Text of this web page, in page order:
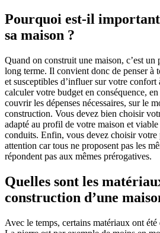
Pourquoi est-il
sa maison ?
Quand on construit une maison, c’est un
long terme. Il convient donc de penser à
et susceptibles d’influer sur votre confort
calculer votre budget en conséquence,
couvrir les dépenses nécessaires, sur le
construction. Vous devez bien choisir
adapté au profil de votre maison et
conduits. Enfin, vous devez choisir votre
attention car tous ne proposent pas les
répondent pas aux mêmes prérogatives.
Quelles sont les
construction d’une
Avec le temps, certains matériaux ont été